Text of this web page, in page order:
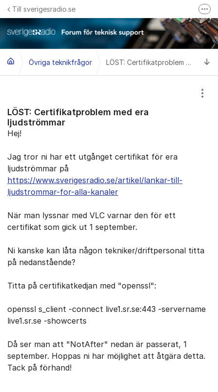
Hoppa till innehåll
Till sverigesradio.se
Frågor & svar om Sveriges Radio
Felanmäl problem med radiomottagning hos Teracom
Övriga teknikfrågor LÖST: Certifikatproblem med era ljudströmmar
LÖST: Certifikatproblem med era
ljudströmmar
Hej!
Jag tror ni har ett utgånget certifikat för era
ljudströmmar på
https://www.sverigesradio.se/artikel/lankar-till-
ljudstrommar-for-alla-kanaler
När man lyssnar med VLC varnar den för ett
certifikat som gick ut 1 september.
Ni kanske kan låta någon tekniker/driftpersonal titta
på nedanstående?
Titta på certifikatkedjan med "openssl":
openssl s_client -connect live1.sr.se:443 -servername
live1.sr.se -showcerts
Då ser man att "NotAfter" nedan är passerat, 1
september. Hoppas ni har möjlighet att åtgära detta.
Tack på förhand!